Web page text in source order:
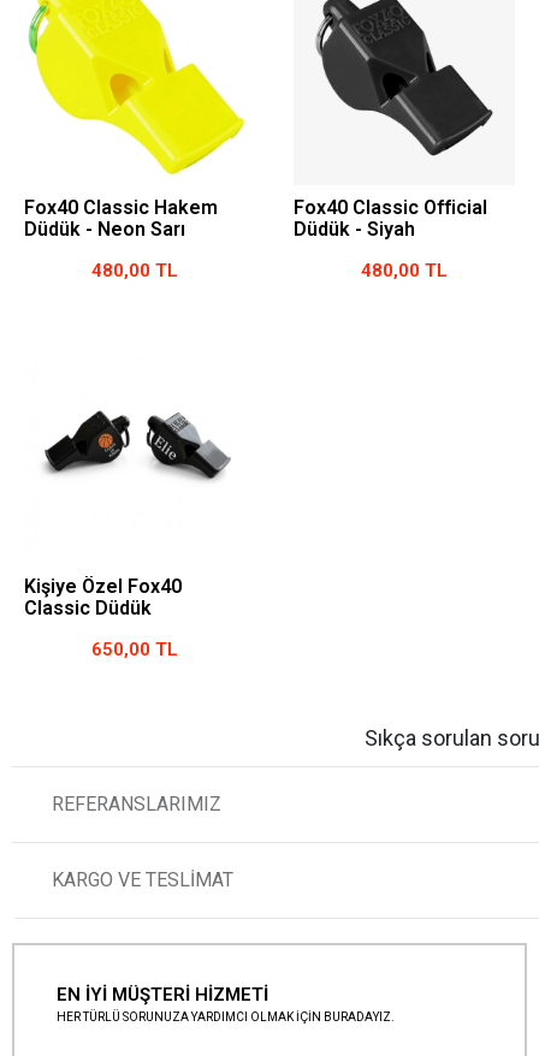
Fox40 Classic Hakem
Düdük - Neon Sarı
480,00 TL
Fox40 Classic Official
Düdük - Siyah
480,00 TL
Kişiye Özel Fox40
Classic Düdük
650,00 TL
Sıkça sorulan
REFERANSLARIMIZ
KARGO VE TESLİMAT
EN İYİ MÜŞTERİ HİZMETİ
HER TÜRLÜ SORUNUZA YARDIMCI OLMAK İÇİN BURADAYIZ.